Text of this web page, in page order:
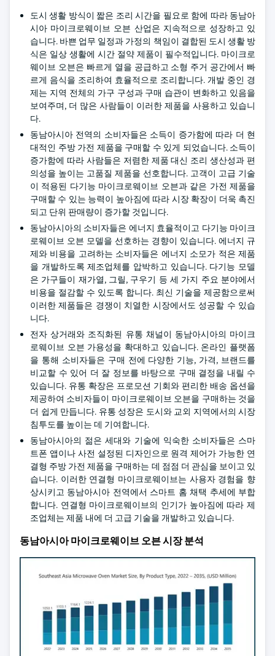
도시 생활 방식이 짧은 조리 시간을 필요로 함에 따라 동남아
시아 마이크로웨이브 오븐 산업은 지속적으로 성장하고 있
습니다. 바쁜 업무 일정과 가정의 책임이 결합된 도시 생활 방
식은 일상 생활에 시간 절약 제품이 필수적입니다. 마이크로
웨이브 오븐은 빠르게 열을 공급하고 소형 주거 공간에서 빠
르게 음식을 조리하여 효율적으로 조리합니다. 개발 중인 경
제는 지역 전체의 가구 구성과 구매 습관이 변화하고 있음을
보여주며, 더 많은 사람들이 이러한 제품을 사용하고 있습니
다.
동남아시아 전역의 소비자들은 소득이 증가함에 따라 더 현
대적인 주방 가전 제품을 구매할 수 있게 되었습니다. 소득이
증가함에 따라 사람들은 저렴한 제품 대신 조리 생산성과 편
의성을 높이는 고품질 제품을 선호합니다. 고객이 고급 기술
이 적용된 다기능 마이크로웨이브 오븐과 같은 가전 제품을
구매할 수 있는 능력이 높아짐에 따라 시장 확장이 더욱 촉진
되고 단위 판매량이 증가할 것입니다.
동남아시아의 소비자들은 에너지 효율적이고 다기능 마이크
로웨이브 오븐 모델을 선호하는 경향이 있습니다. 에너지 규
제와 비용을 고려하는 소비자들은 에너지 소모가 적은 제품
을 개발하도록 제조업체를 압박하고 있습니다. 다기능 모델
은 가구들이 재가열, 그릴, 구우기 등 세 가지 주요 분야에서
비용을 절감할 수 있도록 합니다. 최신 기술을 제공함으로써
이러한 제품들은 경쟁이 치열한 시장에서도 성공할 수 있습
니다.
전자 상거래와 조직화된 유통 채널이 동남아시아의 마이크
로웨이브 오븐 가용성을 확대하고 있습니다. 온라인 플랫폼
을 통해 소비자들은 구매 전에 다양한 기능, 가격, 브랜드를
비교할 수 있어 더 잘 정보를 바탕으로 구매 결정을 내릴 수
있습니다. 유통 확장은 프로모션 기회와 편리한 배송 옵션을
제공하여 소비자들이 마이크로웨이브 오븐을 구매하는 것을
더 쉽게 만듭니다. 유통 성장은 도시와 교외 지역에서의 시장
침투도를 높이는 데 기여합니다.
동남아시아의 젊은 세대와 기술에 익숙한 소비자들은 스마
트폰 앱이나 사전 설정된 디자인으로 원격 제어가 가능한 연
결형 주방 가전 제품을 구매하는 데 점점 더 관심을 보이고 있
습니다. 이러한 연결형 마이크로웨이브는 사용자 경험을 향
상시키고 동남아시아 전역에서 스마트 홈 채택 추세에 부합
합니다. 연결형 마이크로웨이브의 인기가 높아짐에 따라 제
조업체는 제품 내에 더 고급 기술을 개발하고 있습니다.
동남아시아 마이크로웨이브 오븐 시장 분석